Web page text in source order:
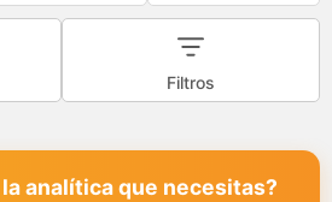
Filtros
analítica que necesitas?